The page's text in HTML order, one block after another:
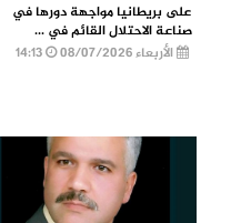
على بريطانيا مواجهة دورها في
صناعة الاحتلال القائم في ...
الأربعاء 08/07/2026